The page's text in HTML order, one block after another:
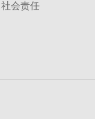
社会责任